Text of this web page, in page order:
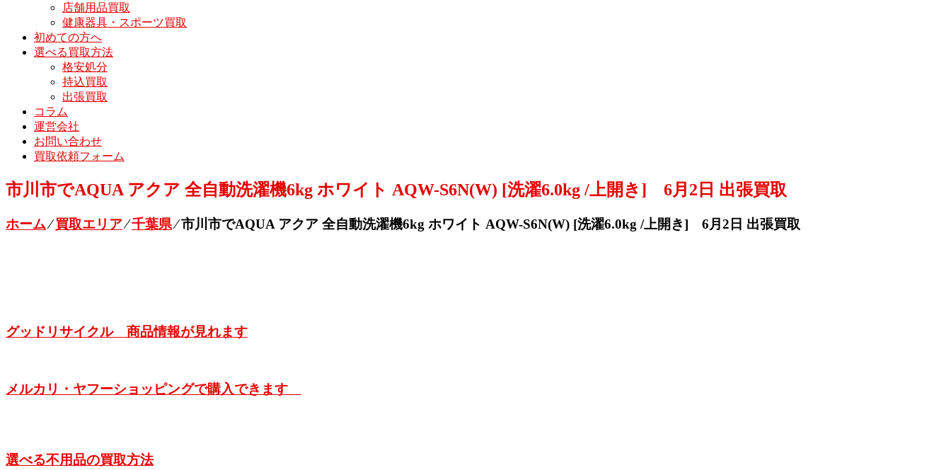
店舗用品買取
健康器具・スポーツ買取
初めての方へ
選べる買取方法
格安処分
持込買取
出張買取
コラム
運営会社
お問い合わせ
買取依頼フォーム
市川市でAQUA アクア 全自動洗濯機6kg ホワイト AQW-S6N(W) [洗濯6.0kg /上開き] 6月2日 出張買取
ホーム⁄買取エリア⁄千葉県⁄市川市でAQUA アクア 全自動洗濯機6kg ホワイト AQW-S6N(W) [洗濯6.0kg /上開き] 6月2日 出張買取
グッドリサイクル 商品情報が見れます
メルカリ・ヤフーショッピングで購入できます
選べる不用品の買取方法